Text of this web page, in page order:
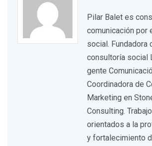
Pilar Balet es
comunicación por
social. Fundadora
consultoría social
gente
Coordinadora de
Marketing en
Consulting.
orientados a la
y fortalecimiento